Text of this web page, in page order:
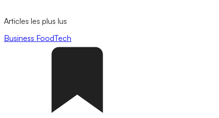
Articles les plus lus
Business FoodTech